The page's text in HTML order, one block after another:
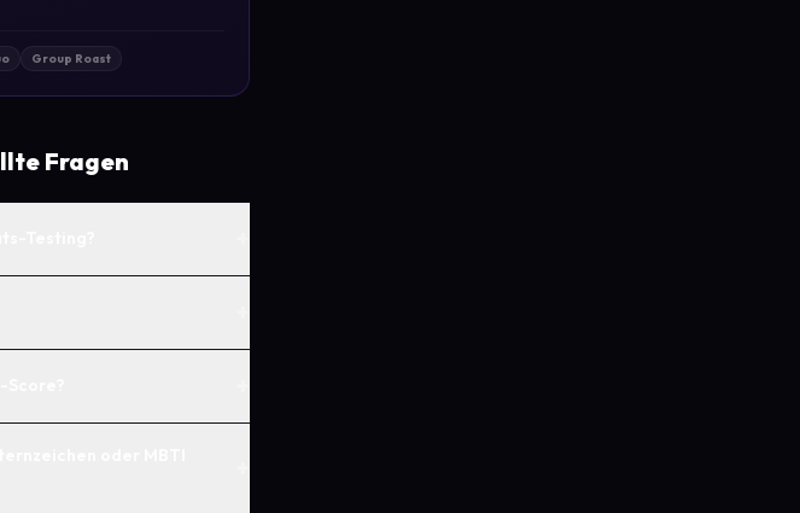
Group Roast
Fragen